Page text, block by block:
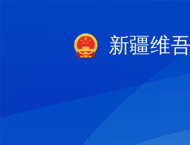
新疆维